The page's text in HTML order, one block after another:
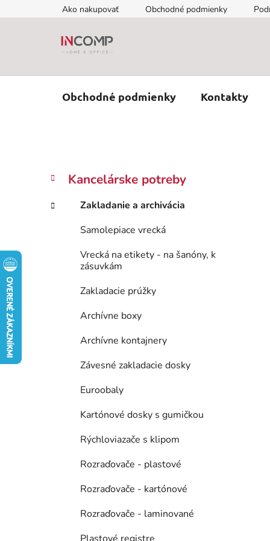
na
Ako nakupovať Obchodné podmienky
Obchodné podmienky Kontakty
B
č
Preskočiť
kategórie
K
a
e
Kancelárske potreby
Zakladanie a archivácia
Samolepiace vrecká
Vrecká na etikety - na šanóny, k
zásuvkám
Zakladacie prúžky
Archívne boxy
Archívne kontajnery
Závesné zakladacie dosky
Euroobaly
Kartónové dosky s gumičkou
Rýchloviazače s klipom
Rozraďovače - plastové
Rozraďovače - kartónové
Rozraďovače - laminované